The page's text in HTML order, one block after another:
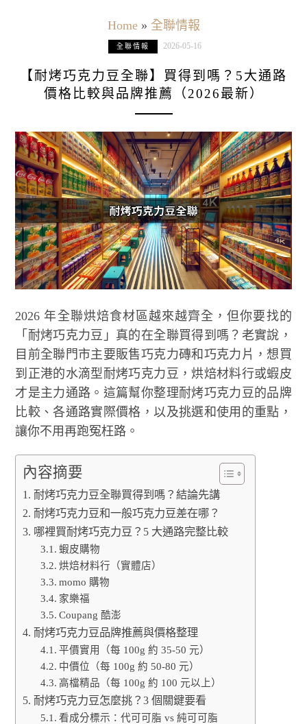
Home» 全聯情報
全聯情報 2026-05-16
【耐烤巧克力豆全聯】買得到嗎？5大通路
價格比較與品牌推薦（2026最新）
2026 年全聯烘焙食材區越來越齊全，但你要找的
「耐烤巧克力豆」真的在全聯買得到嗎？老實說，
目前全聯門市主要販售巧克力磚和巧克力片，想買
到正港的水滴型耐烤巧克力豆，烘焙材料行或蝦皮
才是主力通路。這篇幫你整理耐烤巧克力豆的品牌
比較、各通路實際價格，以及挑選和使用的重點，
讓你不用再跑冤枉路。
內容摘要
耐烤巧克力豆全聯買得到嗎？結論先講
耐烤巧克力豆和一般巧克力豆差在哪？
哪裡買耐烤巧克力豆？5 大通路完整比較
蝦皮購物
烘焙材料行（實體店）
momo 購物
家樂福
Coupang 酷澎
耐烤巧克力豆品牌推薦與價格整理
平價實用（每 100g 約 35-50 元）
中價位（每 100g 約 50-80 元）
高檔精品（每 100g 約 100 元以上）
耐烤巧克力豆怎麼挑？3 個關鍵要看
看成分標示：代可可脂 vs 純可可脂